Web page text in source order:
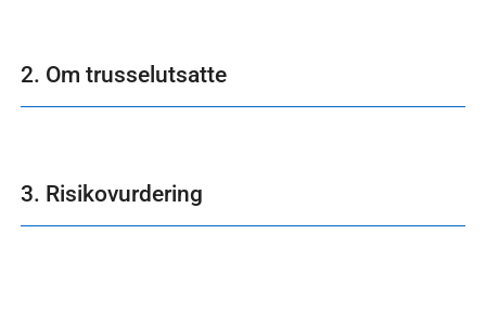
2. Om trusselutsatte
3. Risikovurdering